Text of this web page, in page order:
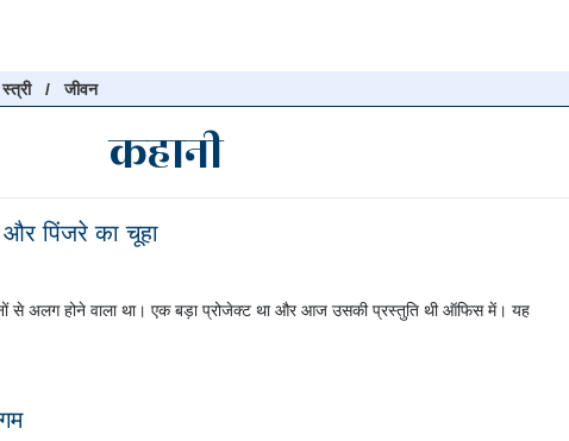
स्त्री/जीवन
कहानी
पिंजरे का चूहा
से अलग होने वाला था। एक बड़ा प्रोजेक्ट था और आज उसकी प्रस्तुति थी ऑफिस में। यह
और "खोजें" बटन पर क्लिक